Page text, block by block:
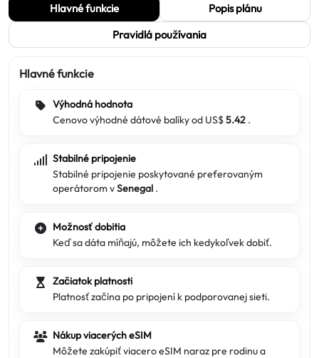
Hlavné funkcie
Popis plánu
Pravidlá používania
Hlavné funkcie
Výhodná hodnota
Cenovo výhodné dátové balíky od US$5.42 .
Stabilné pripojenie
Stabilné pripojenie poskytované preferovaným
operátorom vSenegal .
Možnosť dobitia
Keď sa dáta míňajú, môžete ich kedykoľvek dobiť.
Začiatok platnosti
Platnosť začína po pripojení k podporovanej sieti.
Nákup viacerých eSIM
Môžete zakúpiť viacero eSIM naraz pre rodinu a